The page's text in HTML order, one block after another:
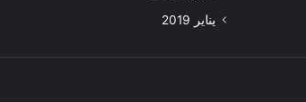
يناير 2019